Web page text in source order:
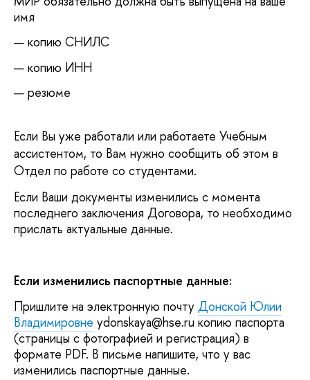
имя
копию СНИЛС
копию ИНН
резюме
Если Вы уже работали или работаете Учебным
ассистентом, то Вам нужно сообщить об этом в
Отдел по работе со студентами.
Если Ваши документы изменились с момента
последнего заключения Договора, то необходимо
прислать актуальные данные.
Если изменились паспортные данные:
Пришлите на электронную почту Донской Юлии
Владимировне ydonskaya@hse.ru копию паспорта
(страницы с фотографией и регистрация) в
формате PDF. В письме напишите, что у вас
изменились паспортные данные.